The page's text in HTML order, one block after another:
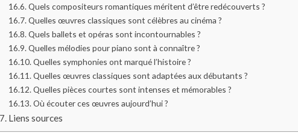
Quels compositeurs romantiques méritent d’être redécouverts ?
Quelles œuvres classiques sont célèbres au cinéma ?
Quels ballets et opéras sont incontournables ?
Quelles mélodies pour piano sont à connaître ?
Quelles symphonies ont marqué l’histoire ?
Quelles œuvres classiques sont adaptées aux débutants ?
Quelles pièces courtes sont intenses et mémorables ?
Où écouter ces œuvres aujourd’hui ?
Liens sources